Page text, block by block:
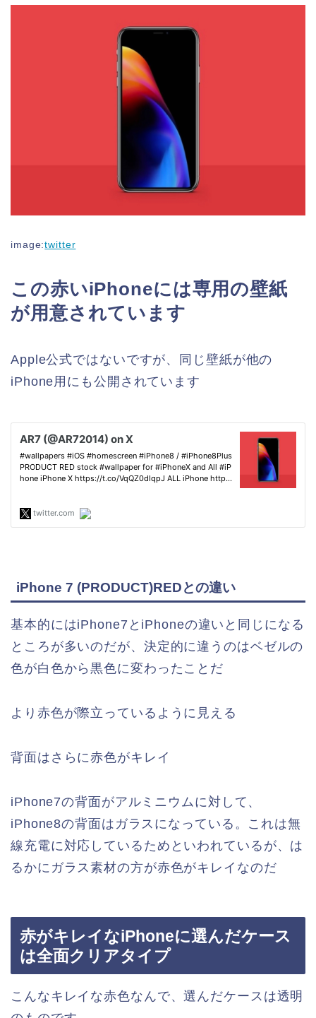
image:twitter
この赤いiPhoneには専用の壁紙
が用意されています
Apple公式ではないですが、同じ壁紙が他の
iPhone用にも公開されています
iPhone 7 (PRODUCT)REDとの違い
基本的にはiPhone7とiPhoneの違いと同じになる
ところが多いのだが、決定的に違うのはベゼルの
色が白色から黒色に変わったことだ
より赤色が際立っているように見える
背面はさらに赤色がキレイ
iPhone7の背面がアルミニウムに対して、
iPhone8の背面はガラスになっている。これは無
線充電に対応しているためといわれているが、は
るかにガラス素材の方が赤色がキレイなのだ
赤がキレイなiPhoneに選んだケース
は全面クリアタイプ
こんなキレイな赤色なんで、選んだケースは透明